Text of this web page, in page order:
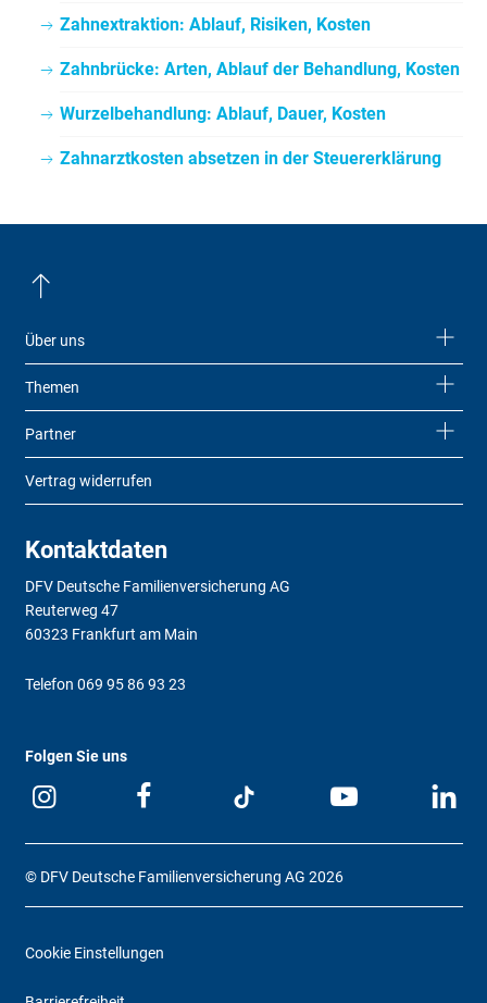
Zahnextraktion: Ablauf, Risiken, Kosten
Zahnbrücke: Arten, Ablauf der Behandlung, Kosten
Wurzelbehandlung: Ablauf, Dauer, Kosten
Zahnarztkosten absetzen in der Steuererklärung
Über uns
Themen
Partner
Vertrag widerrufen
Kontaktdaten
DFV Deutsche Familienversicherung AG
Reuterweg 47
60323 Frankfurt am Main
Telefon 069 95 86 93 23
Folgen Sie uns
© DFV Deutsche Familienversicherung AG 2026
Cookie Einstellungen